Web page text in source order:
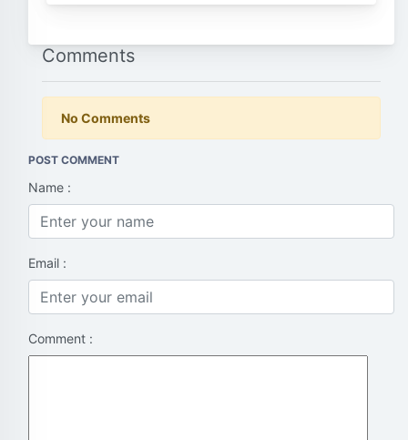
Comments
No Comments
POST COMMENT
Name :
Email :
Comment :